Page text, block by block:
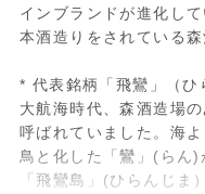
インブランドが進化し
本酒造りをされている
* 代表銘柄「飛鸞」（ひ
大航海時代、森酒造場
呼ばれていました。海
鳥と化した「鸞」(らん)
「飛鸞島」(ひらんじま